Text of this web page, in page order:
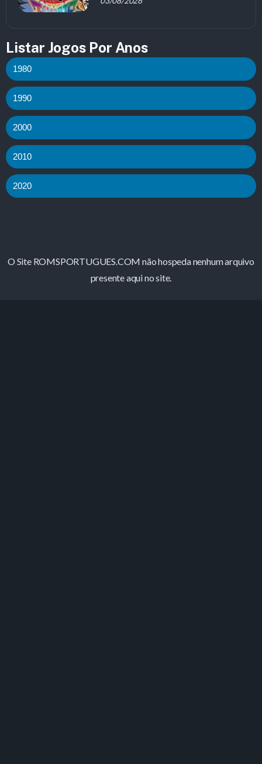
Listar Jogos Por Anos
1980
1990
2000
2010
2020
O Site ROMSPORTUGUES.COM não hospeda nenhum arquivo
presente aqui no site.